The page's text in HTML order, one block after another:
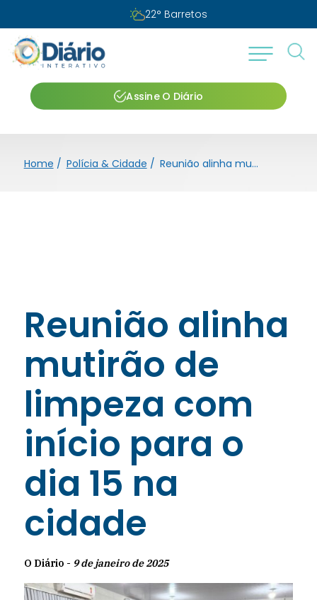
Segunda-feira, 10 de agosto de 2026
Assine O Diário
Home / Polícia & Cidade / Reunião alinha mutirão de limpeza com início para o dia 15 na cidade
Reunião alinha
mutirão de
limpeza com
início para o
dia 15 na
cidade
O Diário - 9 de janeiro de 2025